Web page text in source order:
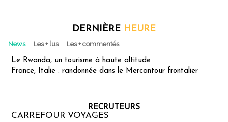
DERNIÈRE HEURE
News Les + lus Les + commentés
Le Rwanda, un tourisme à haute altitude
France, Italie : randonnée dans le Mercantour frontalier
RECRUTEURS
CARREFOUR VOYAGES